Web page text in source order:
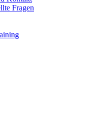
Fragen